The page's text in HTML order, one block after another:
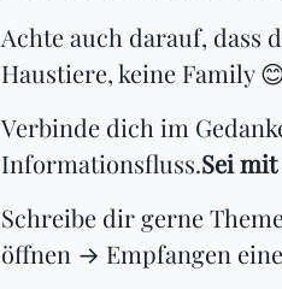
Achte auch darauf, dass
Haustiere, keine Family
Verbinde dich im
Informationsfluss.Sei
Schreibe dir gerne
öffnen → Empfangen